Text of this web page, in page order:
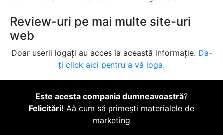
Review-uri pe mai multe site-uri
web
Doar userii logați au acces la această informație. Da-
ți click aici pentru a vă loga.
Este acesta compania dumneavoastră?
Felicitări! Aă cum să primești materialele de
marketing